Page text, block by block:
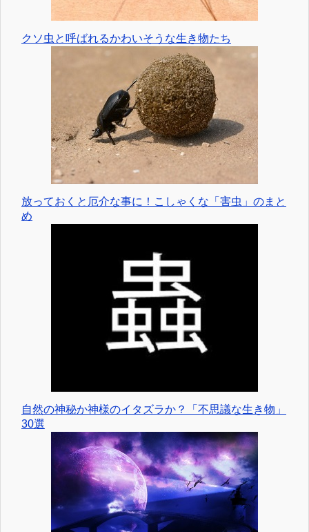
クソ虫と呼ばれるかわいそうな生き物たち
放っておくと厄介な事に！こしゃくな「害虫」のまと
め
自然の神秘か神様のイタズラか？「不思議な生き物」
30選